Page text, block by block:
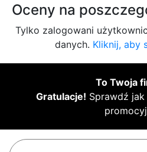
Oceny na
Tylko zalogowani
danych. Kliknij, aby
To Twoja
Gratulacje! Sprawdź jak